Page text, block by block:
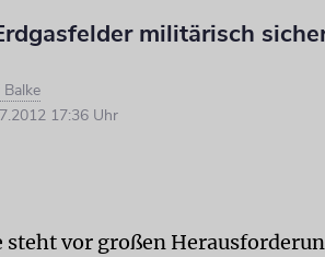
militärisch
Balke
17:36 Uhr
steht vor großen